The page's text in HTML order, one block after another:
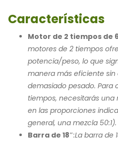
Características
Motor de 2 tiempos de
motores de 2 tiempos
potencia/peso, lo que
manera más eficiente
demasiado pesado. Para
tiempos, necesitarás
en las proporciones
general, una mezcla 50:1).
Barra de 18″:La barra de